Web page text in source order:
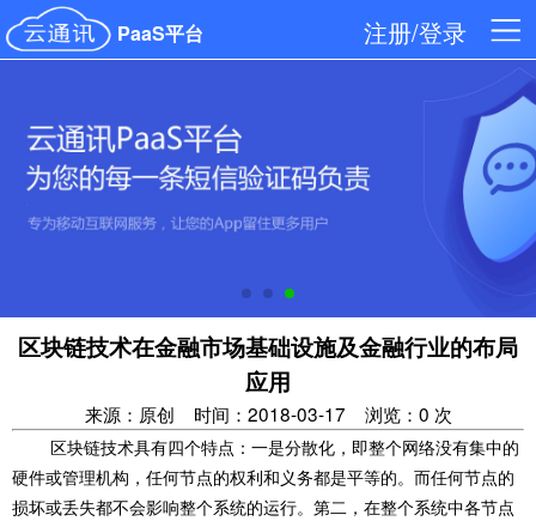
PaaS平台 注册/登录
区块链技术在金融市场基础设施及金融行业的布局
应用
来源：原创 时间：2018-03-17 浏览：0 次
区块链技术具有四个特点：一是分散化，即整个网络没有集中的
硬件或管理机构，任何节点的权利和义务都是平等的。而任何节点的
损坏或丢失都不会影响整个系统的运行。第二，在整个系统中各节点